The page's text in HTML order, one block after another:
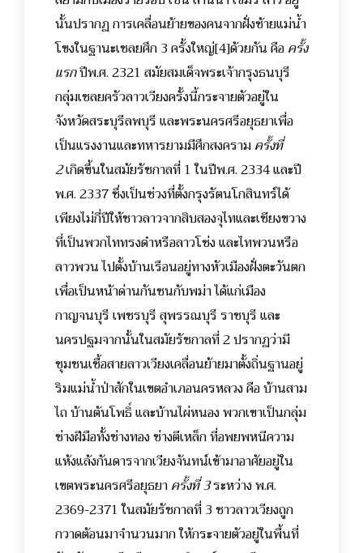
นั้นปรากฏ การเคลื่อนย้ายของคนจากฝั่งซ้ายแม่น้ำ
โขงในฐานะเชลยศึก 3 ครั้งใหญ่[4]ด้วยกัน คือครั้ง
แรกปีพ.ศ. 2321 สมัยสมเด็จพระเจ้ากรุงธนบุรี
กลุ่มเชลยครัวลาวเวียงครั้งนี้กระจายตัวอยู่ใน
จังหวัดสระบุรีลพบุรี และพระนครศรีอยุธยาเพื่อ
เป็นแรงงานและทหารยามมีศึกสงครามครั้งที่
2เกิดขึ้นในสมัยรัชกาลที่ 1 ในปีพ.ศ. 2334 และปี
พ.ศ. 2337 ซึ่งเป็นช่วงที่ตั้งกรุงรัตนโกสินทร์ได้
เพียงไม่กี่ปีให้ชาวลาวจากสิบสองจุไทและเชียงขวาง
ที่เป็นพวกไททรงดำหรือลาวโซ่ง และไทพวนหรือ
ลาวพวน ไปตั้งบ้านเรือนอยู่ทางหัวเมืองฝั่งตะวันตก
เพื่อเป็นหน้าด่านกันชนกับพม่า ได้แก่เมือง
กาญจนบุรี เพชรบุรี สุพรรณบุรี ราชบุรี และ
นครปฐมจากนั้นในสมัยรัชกาลที่ 2 ปรากฏว่ามี
ชุมชนเชื้อสายลาวเวียงเคลื่อนย้ายมาตั้งถิ่นฐานอยู่
ริมแม่น้ำป่าสักในเขตอำเภอนครหลวง คือ บ้านสาม
ไถ บ้านต้นโพธิ์ และบ้านไผ่หนอง พวกเขาเป็นกลุ่ม
ช่างฝีมือทั้งช่างทอง ช่างตีเหล็ก ที่อพยพหนีความ
แห้งแล้งกันดารจากเวียงจันทน์เข้ามาอาศัยอยู่ใน
เขตพระนครศรีอยุธยาครั้งที่ 3ระหว่าง พ.ศ.
2369-2371 ในสมัยรัชกาลที่ 3 ชาวลาวเวียงถูก
กวาดต้อนมาจำนวนมาก ให้กระจายตัวอยู่ในพื้นที่